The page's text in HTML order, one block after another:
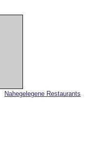
Nahegelegene Restaurants